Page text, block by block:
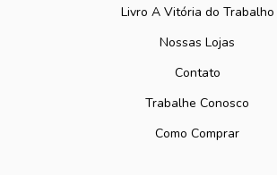
Livro A Vitória do Trabalho
Nossas Lojas
Contato
Trabalhe Conosco
Como Comprar